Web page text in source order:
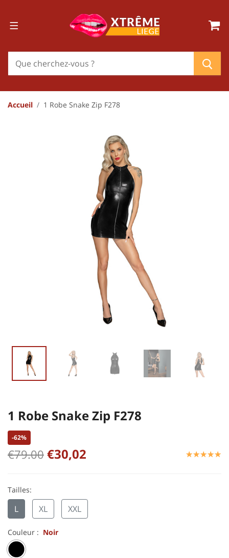
Accueil 1 Robe Snake Zip F278
1 Robe Snake Zip F278
-62%
€79.00 €30,02 ☆☆☆☆☆
★★★★★
Tailles:
L XL XXL
Couleur : Noir